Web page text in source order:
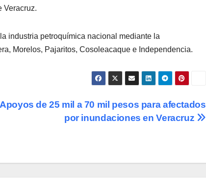
Veracruz.
industria petroquímica nacional mediante la
Morelos, Pajaritos, Cosoleacaque e Independencia.
Apoyos de 25 mil a 70 mil pesos para afectados
por inundaciones en Veracruz